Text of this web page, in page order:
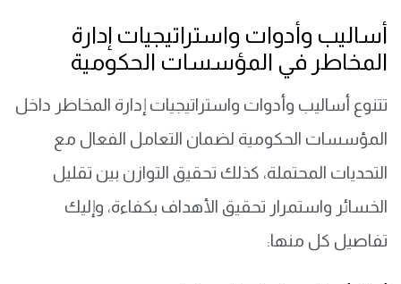
أساليب وأدوات واستراتيجيات إدارة
المخاطر في المؤسسات الحكومية
تتنوع أساليب وأدوات واستراتيجيات إدارة المخاطر داخل
المؤسسات الحكومية لضمان التعامل الفعال مع
التحديات المحتملة، كذلك تحقيق التوازن بين تقليل
الخسائر واستمرار تحقيق الأهداف بكفاءة، وإليك
تفاصيل كل منها: